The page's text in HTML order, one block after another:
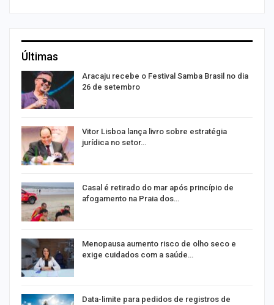
Últimas
Aracaju recebe o Festival Samba Brasil no dia
26 de setembro
Vitor Lisboa lança livro sobre estratégia
jurídica no setor…
Casal é retirado do mar após princípio de
afogamento na Praia dos…
Menopausa aumento risco de olho seco e
exige cuidados com a saúde…
Data-limite para pedidos de registros de